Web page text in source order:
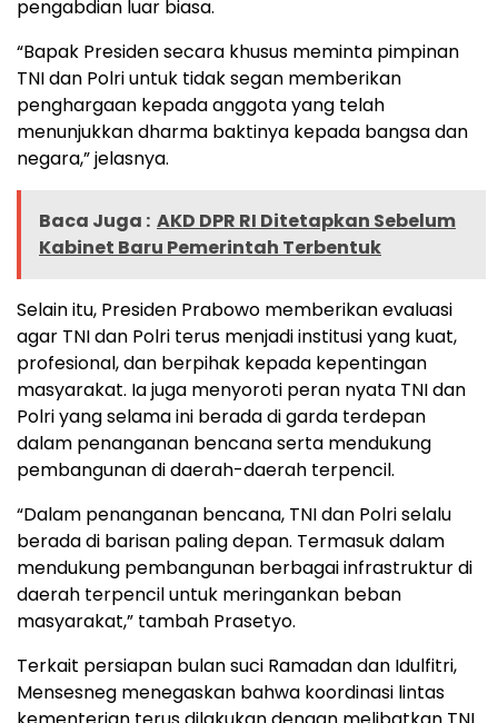
pengabdian luar biasa.
“Bapak Presiden secara khusus meminta pimpinan
TNI dan Polri untuk tidak segan memberikan
penghargaan kepada anggota yang telah
menunjukkan dharma baktinya kepada bangsa dan
negara,” jelasnya.
Baca Juga : AKD DPR RI Ditetapkan Sebelum
Kabinet Baru Pemerintah Terbentuk
Selain itu, Presiden Prabowo memberikan evaluasi
agar TNI dan Polri terus menjadi institusi yang kuat,
profesional, dan berpihak kepada kepentingan
masyarakat. Ia juga menyoroti peran nyata TNI dan
Polri yang selama ini berada di garda terdepan
dalam penanganan bencana serta mendukung
pembangunan di daerah-daerah terpencil.
“Dalam penanganan bencana, TNI dan Polri selalu
berada di barisan paling depan. Termasuk dalam
mendukung pembangunan berbagai infrastruktur di
daerah terpencil untuk meringankan beban
masyarakat,” tambah Prasetyo.
Terkait persiapan bulan suci Ramadan dan Idulfitri,
Mensesneg menegaskan bahwa koordinasi lintas